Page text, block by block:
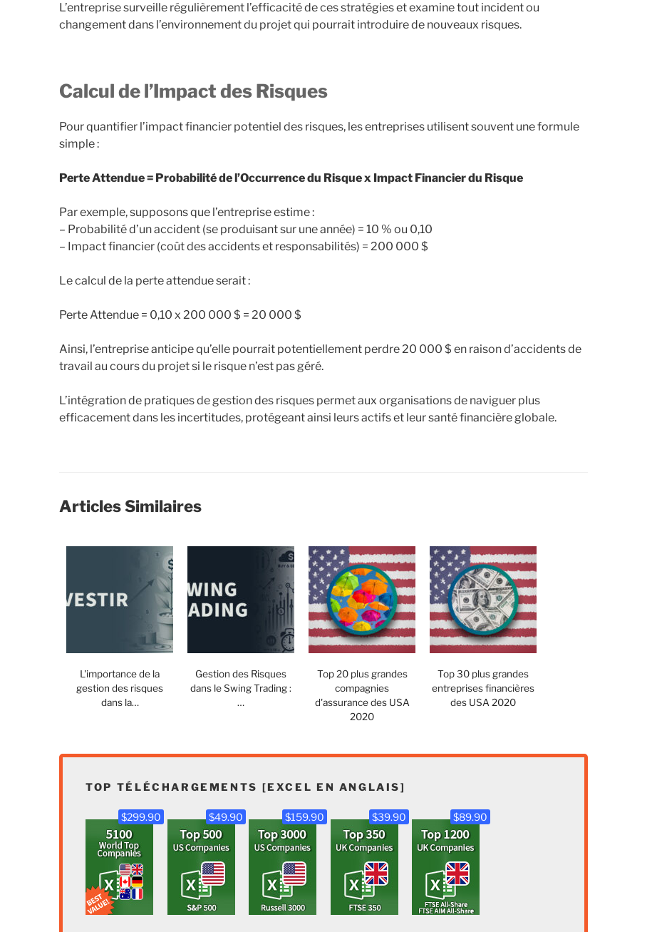
L’entreprise surveille régulièrement l’efficacité de ces stratégies et examine tout incident ou
changement dans l’environnement du projet qui pourrait introduire de nouveaux risques.
Calcul de l’Impact des Risques
Pour quantifier l’impact financier potentiel des risques, les entreprises utilisent souvent une formule
simple :
Perte Attendue = Probabilité de l’Occurrence du Risque x Impact Financier du Risque
Par exemple, supposons que l’entreprise estime :
– Probabilité d’un accident (se produisant sur une année) = 10 % ou 0,10
– Impact financier (coût des accidents et responsabilités) = 200 000 $
Le calcul de la perte attendue serait :
Perte Attendue = 0,10 x 200 000 $ = 20 000 $
Ainsi, l’entreprise anticipe qu’elle pourrait potentiellement perdre 20 000 $ en raison d’accidents de
travail au cours du projet si le risque n’est pas géré.
L’intégration de pratiques de gestion des risques permet aux organisations de naviguer plus
efficacement dans les incertitudes, protégeant ainsi leurs actifs et leur santé financière globale.
Articles Similaires
L'importance de la
gestion des risques
dans la…
Gestion des Risques
dans le Swing Trading :
…
Top 20 plus grandes
compagnies
d'assurance des USA
2020
Top 30 plus grandes
entreprises financières
des USA 2020
TOP TÉLÉCHARGEMENTS [EXCEL EN ANGLAIS]
$299.90 $49.90 $159.90 $39.90 $89.90